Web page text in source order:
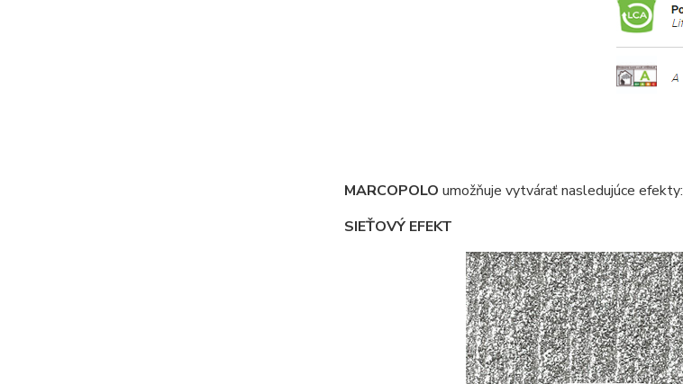
MARCOPOLO umožňuje vytvárať nasledujúce efekty:
SIEŤOVÝ EFEKT